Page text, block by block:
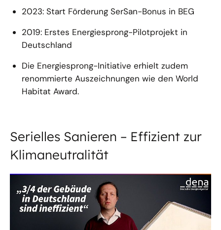
2023: Start Förderung SerSan-Bonus in BEG
2019: Erstes Energiesprong-Pilotprojekt in
Deutschland
Die Energiesprong-Initiative erhielt zudem
renommierte Auszeichnungen wie den World
Habitat Award.
Serielles Sanieren – Effizient zur
Klimaneutralität